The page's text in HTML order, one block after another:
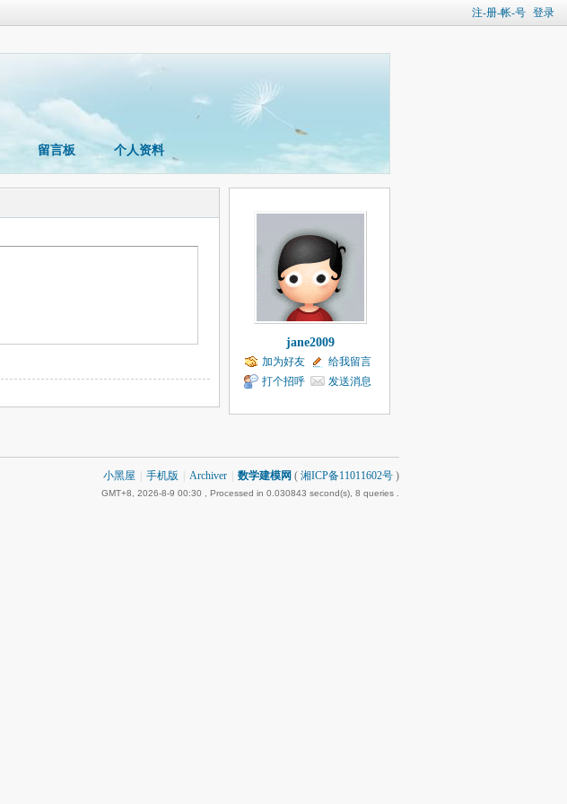
注-册-帐-号 登录
留言板 个人资料
jane2009
加为好友
给我留言
打个招呼
发送消息
小黑屋 手机版 Archiver 数学建模网 ( 湘ICP备11011602号 )
GMT+8, 2026-8-9 00:30 , Processed in 0.030843 second(s), 8 queries .